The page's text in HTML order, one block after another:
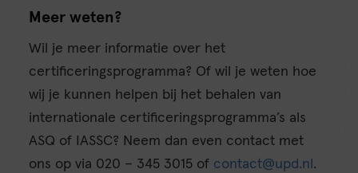
Meer weten?
Wil je meer informatie over het
certificeringsprogramma? Of wil je weten hoe
wij je kunnen helpen bij het behalen van
internationale certificeringsprogramma’s als
ASQ of IASSC? Neem dan even contact met
ons op via 020 – 345 3015 of contact@upd.nl .